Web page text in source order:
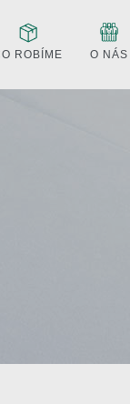
ROBÍME O NÁS